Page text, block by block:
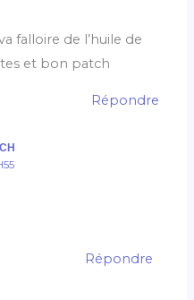
falloire de l’huile de
et bon patch
Répondre
Répondre